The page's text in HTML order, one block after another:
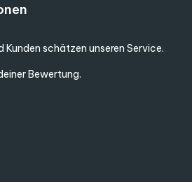
Kunden schätzen unseren Service.
Bewertung.